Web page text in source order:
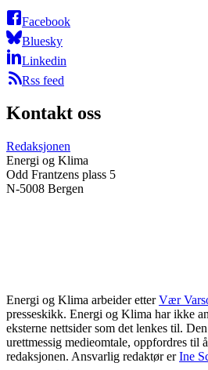
Facebook
Bluesky
Linkedin
Rss feed
Kontakt oss
Redaksjonen
Energi og Klima
Odd Frantzens plass 5
N-5008 Bergen
Energi og Klima arbeider etter Vær
presseskikk. Energi og Klima har ikke
eksterne nettsider som det lenkes til.
urettmessig medieomtale, oppfordres til
redaksjonen. Ansvarlig redaktør er Ine